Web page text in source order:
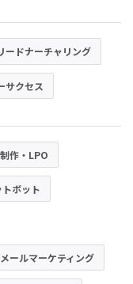
ードナーチャリング
サクセス
作・LPO
ボット
メールマーケティング